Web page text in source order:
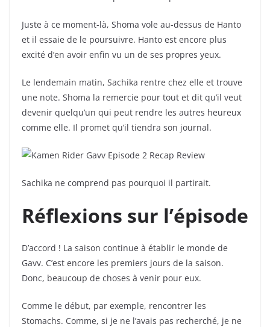
Juste à ce moment-là, Shoma vole au-dessus de Hanto
et il essaie de le poursuivre. Hanto est encore plus
excité d’en avoir enfin vu un de ses propres yeux.
Le lendemain matin, Sachika rentre chez elle et trouve
une note. Shoma la remercie pour tout et dit qu’il veut
devenir quelqu’un qui peut rendre les autres heureux
comme elle. Il promet qu’il tiendra son journal.
Sachika ne comprend pas pourquoi il partirait.
Réflexions sur l’épisode
D’accord ! La saison continue à établir le monde de
Gavv. C’est encore les premiers jours de la saison.
Donc, beaucoup de choses à venir pour eux.
Comme le début, par exemple, rencontrer les
Stomachs. Comme, si je ne l’avais pas recherché, je ne